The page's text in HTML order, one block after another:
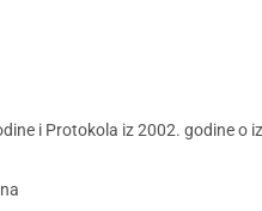
i Protokola iz 2002. godine o